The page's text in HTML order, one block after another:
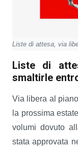
Liste di attesa, via
Liste di
smaltirle
Via libera al
la prossima
volumi dovuto
stata approvata